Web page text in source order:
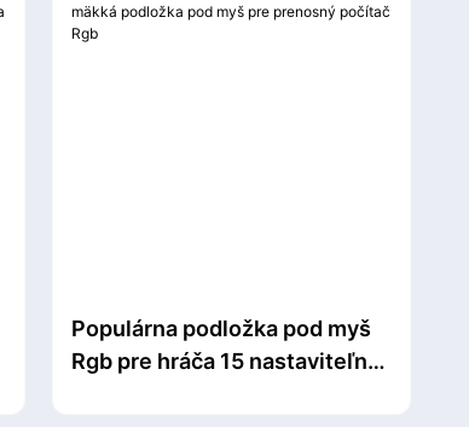
podložka pod myš
Populárna podložka pod myš
Rgb pre hráča 15 nastaviteľné